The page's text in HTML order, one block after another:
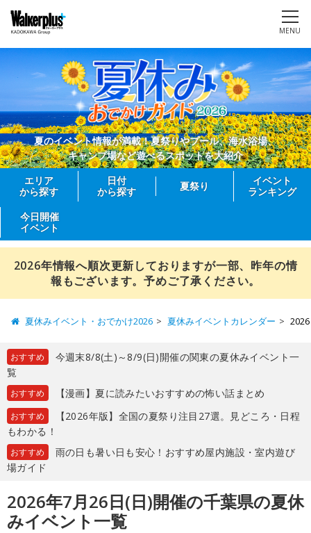
MENU
夏のイベント情報が満載！夏祭りやプール、海水浴場、
キャンプ場など遊べるスポットを大紹介
エリア
から探す
日付
から探す
夏祭り
イベント
ランキング
今日開催
イベント
2026年情報へ順次更新しておりますが一部、昨年の情
報もございます。予めご了承ください。
夏休みイベント・おでかけ2026 夏休みイベントカレンダー
おすすめ
今週末8/8(土)～8/9(日)開催の関東の夏休みイベント一
覧
おすすめ 【漫画】夏に読みたいおすすめの怖い話まとめ
おすすめ
【2026年版】全国の夏祭り注目27選。見どころ・日程
もわかる！
おすすめ
雨の日も暑い日も安心！おすすめ屋内施設・室内遊び
場ガイド
2026年7月26日(日)開催の千葉県の夏休
みイベント一覧